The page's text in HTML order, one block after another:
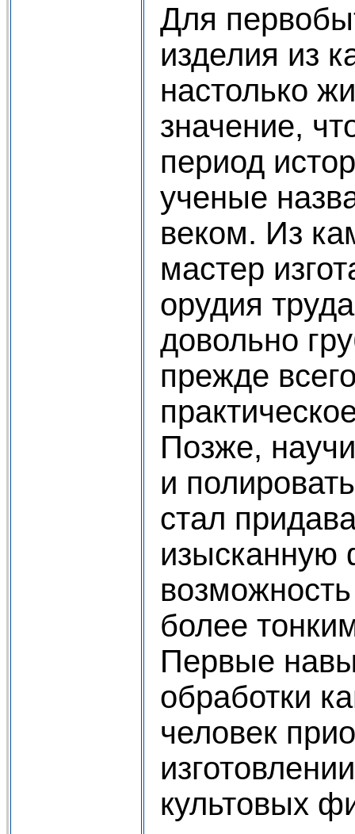
Для
изделия из
настолько
значение,
период
ученые
веком. Из
мастер
орудия
довольно
прежде
Позже,
и
стал
изысканную
более
Первые
обработки
человек
культовых